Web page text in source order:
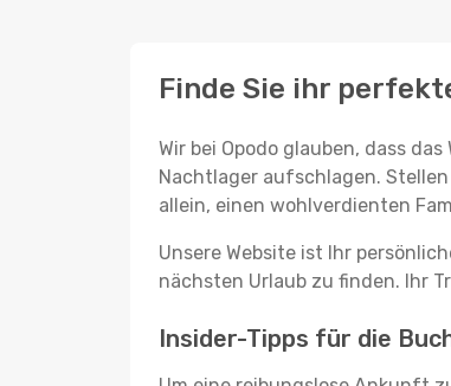
Finde Sie ihr
Wir bei Opodo glauben, dass
Nachtlager aufschlagen.
allein, einen wohlverdienten
Unsere Website ist Ihr
nächsten Urlaub zu finden. Ihr
Insider-Tipps für die